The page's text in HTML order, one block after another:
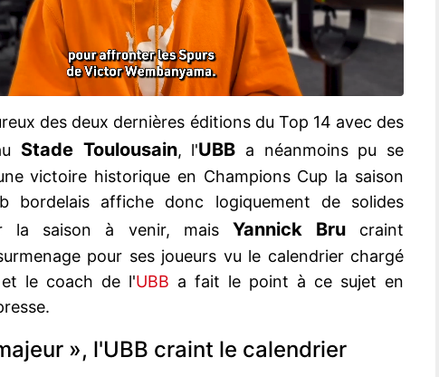
des deux dernières éditions du Top 14 avec des
Stade Toulousain, l'UBB a néanmoins pu se
victoire historique en Champions Cup la saison
bordelais affiche donc logiquement de solides
la saison à venir, mais Yannick Brucraint
pour ses joueurs vu le calendrier chargé
le coach de l'UBB a fait le point à ce sujet en
», l'UBB craint le calendrier